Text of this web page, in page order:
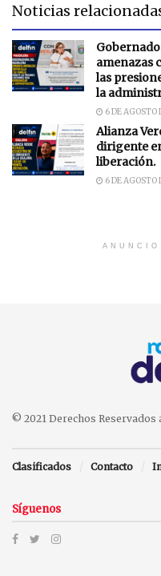
Noticias
amenazas
las
la
6 DE AGOSTO
Alianza
dirigente
liberación.
6 DE AGOSTO
© 2021 Derechos Reservados
Clasificados Contacto
Síguenos